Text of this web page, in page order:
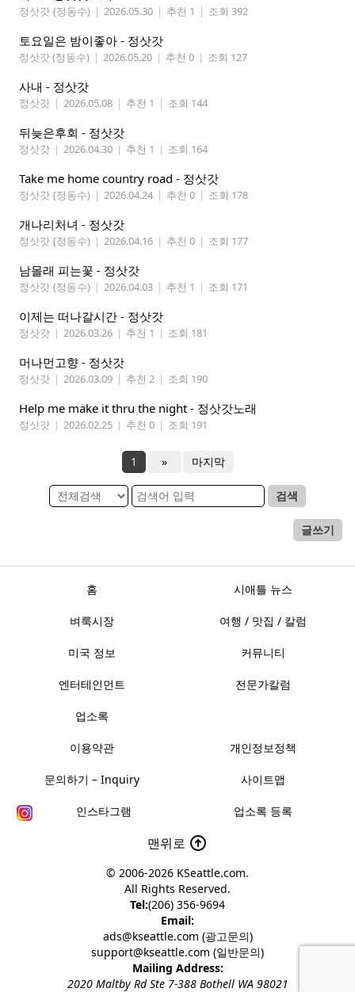
정삿갓 {정동수) | 2026.05.30 | 추천 1 | 조회 392
토요일은 밤이좋아 - 정삿갓
정삿갓 (정동수) | 2026.05.20 | 추천 0 | 조회 127
사내 - 정삿갓
정삿갓 | 2026.05.08 | 추천 1 | 조회 144
뒤늦은후회 - 정삿갓
정삿갓 | 2026.04.30 | 추천 1 | 조회 164
Take me home country road - 정삿갓
정삿갓 {정동수) | 2026.04.24 | 추천 0 | 조회 178
개나리처녀 - 정삿갓
정삿갓 {정동수) | 2026.04.16 | 추천 0 | 조회 177
남몰래 피는꽃 - 정삿갓
정삿갓 {정동수) | 2026.04.03 | 추천 1 | 조회 171
이제는 떠나갈시간 - 정삿갓
정삿갓 | 2026.03.26 | 추천 1 | 조회 181
머나먼고향 - 정삿갓
정삿갓 | 2026.03.09 | 추천 2 | 조회 190
Help me make it thru the night - 정삿갓노래
정삿갓 | 2026.02.25 | 추천 0 | 조회 191
1 » 마지막
검색
글쓰기
홈 시애틀 뉴스
벼룩시장 여행 / 맛집 / 칼럼
미국 정보 커뮤니티
엔터테인먼트 전문가칼럼
업소록
이용약관 개인정보정책
문의하기 – Inquiry 사이트맵
인스타그램 업소록 등록
맨위로
© 2006-2026 KSeattle.com.
All Rights Reserved.
Tel:(206) 356-9694
Email:
ads@kseattle.com (광고문의)
support@kseattle.com (일반문의)
Mailing Address:
2020 Maltby Rd Ste 7-388 Bothell WA 98021